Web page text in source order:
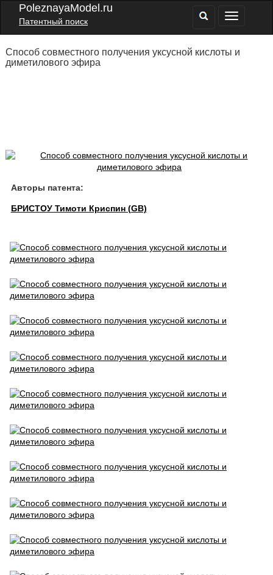
PoleznayaModel.ru
Патентный поиск
Способ совместного получения уксусной кислоты и
диметилового эфира
Авторы патента:
БРИСТОУ Тимоти Криспин (GB)